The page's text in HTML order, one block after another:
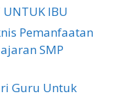
IBU
Pemanfaatan
SMP
Guru Untuk